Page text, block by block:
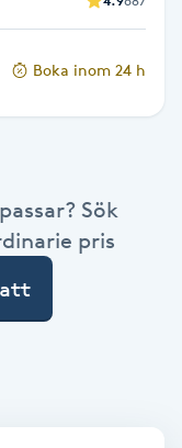
Boka inom 24 h
Sök
pris